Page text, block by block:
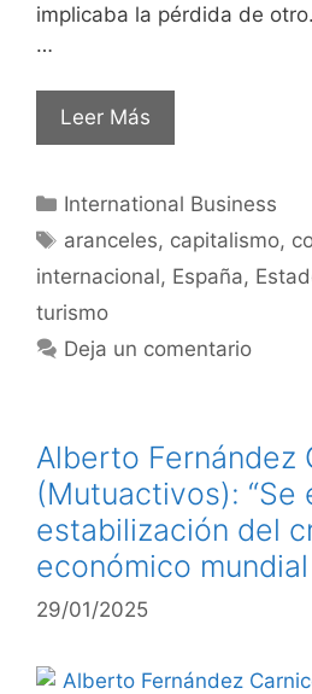
implicaba la pérdida de
…
Leer Más
International Business
aranceles, capitalismo,
internacional, España,
turismo
Deja un comentario
Alberto Fernández
(Mutuactivos): “Se
estabilización del
económico
29/01/2025